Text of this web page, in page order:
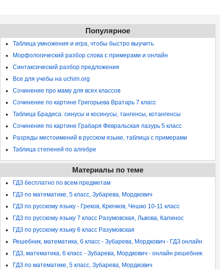
Популярное
Таблица умножения и игра, чтобы быстро выучить
Морфологический разбор слова с примерами и онлайн
Синтаксический разбор предложения
Все для учебы на uchim.org
Сочинение про маму для всех классов
Сочинение по картине Григорьева Вратарь 7 класс
Таблица Брадиса: синусы и косинусы, тангенсы, котангенсы
Сочинение по картине Грабаря Февральская лазурь 5 класс
Разряды местоимений в русском языке, таблица с примерами
Таблица степеней по алгебре
Материалы по теме
ГДЗ бесплатно по всем предметам
ГДЗ по математике, 5 класс, Зубарева, Мордкович
ГДЗ по русскому языку - Греков, Крючков, Чешко 10-11 класс
ГДЗ по русскому языку 7 класс Разумовская, Львова, Капинос
ГДЗ по русскому языку 6 класс Разумовская
Решебник, математика, 6 класс - Зубарева, Мордкович - ГДЗ онлайн
ГДЗ, математика, 6 класс - Зубарева, Мордкович - онлайн решебник
ГДЗ по математике, 5 класс, Зубарева, Мордкович